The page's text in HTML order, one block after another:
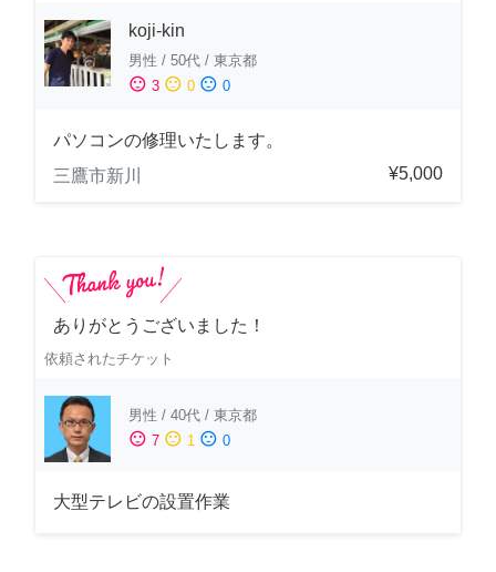
koji-kin
男性 / 50代 / 東京都
sentiment_satisfied 3 sentiment_neutral 0 sentiment_dissatisfied 0
パソコンの修理いたします。
三鷹市新川
¥5,000
ありがとうございました！
依頼されたチケット
男性 / 40代 / 東京都
sentiment_satisfied 7 sentiment_neutral 1 sentiment_dissatisfied 0
大型テレビの設置作業